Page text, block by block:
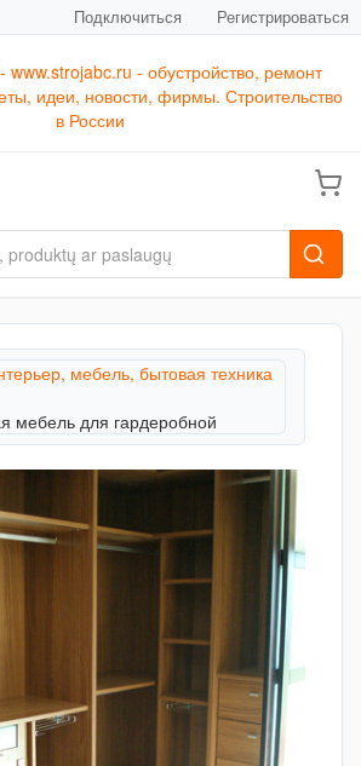
Подключиться Регистрироваться
мебель, бытовая техника
мебель для гардеробной